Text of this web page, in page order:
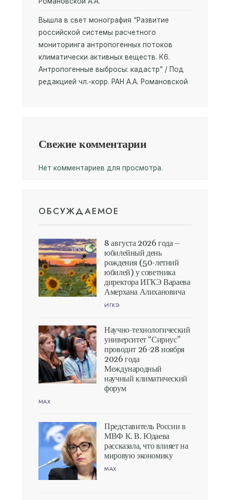
Вышла в свет монография “Развитие
российской системы расчетного
мониторинга антропогенных потоков
климатически активных веществ. К6.
Антропогенные выбросы: кадастр” / Под
редакцией чл.-корр. РАН А.А. Романовской
Свежие комментарии
Нет комментариев для просмотра.
ОБСУЖДАЕМОЕ
8 августа 2026 года –
юбилейный день
рождения (50-летний
юбилей) у советника
директора ИГКЭ Вараева
Амерхана Алихановича
ИГКЭ
Научно-технологический
университет “Сириус”
проводит 26-28 ноября
2026 года
Международный
научный климатический
форум
MAX
Представитель России в
МВФ К. В. Юдаева
рассказала, что влияет на
мировую экономику
MAX